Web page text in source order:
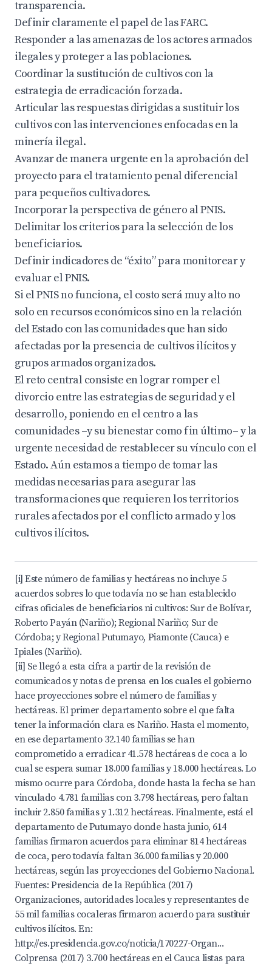
transparencia.
Definir claramente el papel de las FARC.
Responder a las amenazas de los actores armados
ilegales y proteger a las poblaciones.
Coordinar la sustitución de cultivos con la
estrategia de erradicación forzada.
Articular las respuestas dirigidas a sustituir los
cultivos con las intervenciones enfocadas en la
minería ilegal.
Avanzar de manera urgente en la aprobación del
proyecto para el tratamiento penal diferencial
para pequeños cultivadores.
Incorporar la perspectiva de género al PNIS.
Delimitar los criterios para la selección de los
beneficiarios.
Definir indicadores de “éxito” para monitorear y
evaluar el PNIS.
Si el PNIS no funciona, el costo será muy alto no
solo en recursos económicos sino en la relación
del Estado con las comunidades que han sido
afectadas por la presencia de cultivos ilícitos y
grupos armados organizados.
El reto central consiste en lograr romper el
divorcio entre las estrategias de seguridad y el
desarrollo, poniendo en el centro a las
comunidades –y su bienestar como fin último– y la
urgente necesidad de restablecer su vínculo con el
Estado. Aún estamos a tiempo de tomar las
medidas necesarias para asegurar las
transformaciones que requieren los territorios
rurales afectados por el conflicto armado y los
cultivos ilícitos.
[i] Este número de familias y hectáreas no incluye 5
acuerdos sobres lo que todavía no se han establecido
cifras oficiales de beneficiarios ni cultivos: Sur de Bolívar,
Roberto Payán (Nariño); Regional Nariño; Sur de
Córdoba; y Regional Putumayo, Piamonte (Cauca) e
Ipiales (Nariño).
[ii] Se llegó a esta cifra a partir de la revisión de
comunicados y notas de prensa en los cuales el gobierno
hace proyecciones sobre el número de familias y
hectáreas. El primer departamento sobre el que falta
tener la información clara es Nariño. Hasta el momento,
en ese departamento 32.140 familias se han
comprometido a erradicar 41.578 hectáreas de coca a lo
cual se espera sumar 18.000 familias y 18.000 hectáreas. Lo
mismo ocurre para Córdoba, donde hasta la fecha se han
vinculado 4.781 familias con 3.798 hectáreas, pero faltan
incluir 2.850 familias y 1.312 hectáreas. Finalmente, está el
departamento de Putumayo donde hasta junio, 614
familias firmaron acuerdos para eliminar 814 hectáreas
de coca, pero todavía faltan 36.000 familias y 20.000
hectáreas, según las proyecciones del Gobierno Nacional.
Fuentes: Presidencia de la República (2017)
Organizaciones, autoridades locales y representantes de
55 mil familias cocaleras firmaron acuerdo para sustituir
cultivos ilícitos. En:
http://es.presidencia.gov.co/noticia/170227-Organ...
Colprensa (2017) 3.700 hectáreas en el Cauca listas para